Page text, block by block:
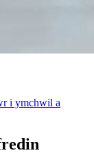
i ymchwil a